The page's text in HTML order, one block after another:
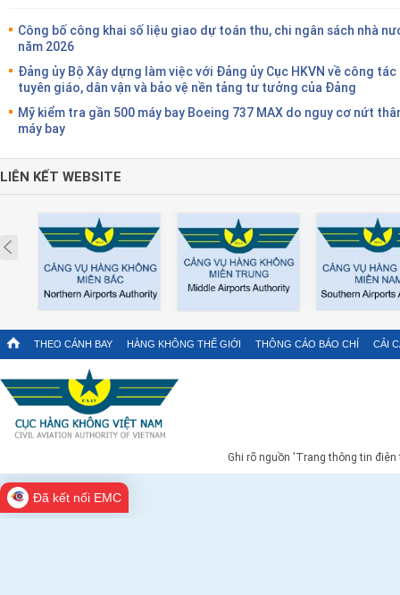
Công bố công khai số liệu giao dự toán thu, chi ngân sách nhà
năm 2026
Đảng ủy Bộ Xây dựng làm việc với Đảng ủy Cục HKVN về công tác
tuyên giáo, dân vận và bảo vệ nền tảng tư tưởng của Đảng
Mỹ kiểm tra gần 500 máy bay Boeing 737 MAX do nguy cơ nứt
máy bay
LIÊN KẾT WEBSITE
Prev
THEO CÁNH BAY HÀNG KHÔNG THẾ GIỚI THÔNG CÁO BÁO CHÍ CẢI
Ghi rõ nguồn 'Trang thông tin
Đã kết nối EMC